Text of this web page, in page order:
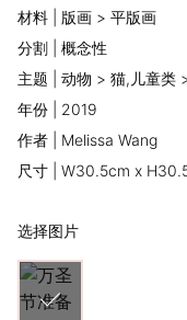
选
术
家
网
络
材料 | 版画 > 平版画
分割 | 概念性
主题 | 动物 > 猫,儿童类
年份 | 2019
作者 | Melissa Wang
尺寸 | W30.5cm x
选择图片